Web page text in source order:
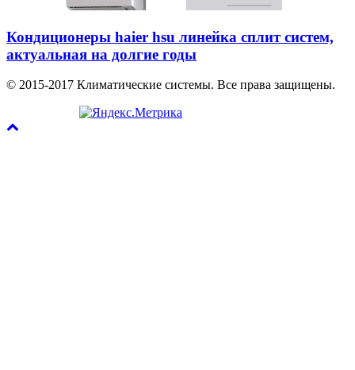
Кондиционеры haier hsu линейка сплит систем,
актуальная на долгие годы
© 2015-2017 Климатические системы. Все права защищены.